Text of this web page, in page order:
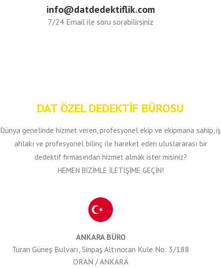
info@datdedektiflik.com
7/24 Email ile soru sorabilirsiniz
DAT ÖZEL DEDEKTİF BÜROSU
Dünya genelinde hizmet veren, profesyonel ekip ve ekipmana sahip, iş
ahlakı ve profesyonel bilinç ile hareket eden uluslararası bir
dedektif firmasından hizmet almak ister misiniz?
HEMEN BİZİMLE İLETİŞİME GEÇİN!
ANKARA BÜRO
Turan Güneş Bulvarı, Sinpaş Altınoran Kule No: 3/188
ORAN / ANKARA